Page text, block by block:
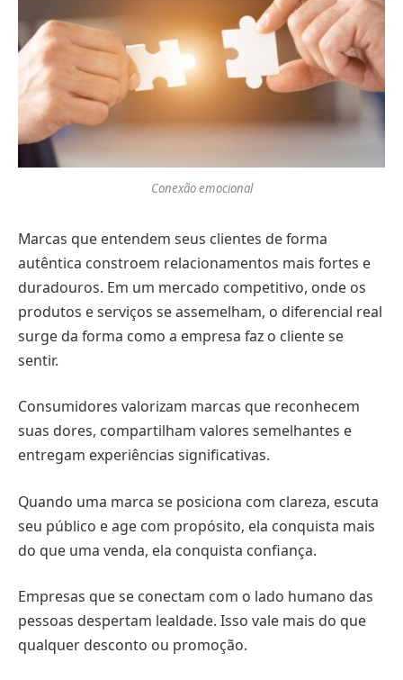
Conexão emocional
Marcas que entendem seus clientes de forma
autêntica constroem relacionamentos mais fortes e
duradouros. Em um mercado competitivo, onde os
produtos e serviços se assemelham, o diferencial real
surge da forma como a empresa faz o cliente se
sentir.
Consumidores valorizam marcas que reconhecem
suas dores, compartilham valores semelhantes e
entregam experiências significativas.
Quando uma marca se posiciona com clareza, escuta
seu público e age com propósito, ela conquista mais
do que uma venda, ela conquista confiança.
Empresas que se conectam com o lado humano das
pessoas despertam lealdade. Isso vale mais do que
qualquer desconto ou promoção.